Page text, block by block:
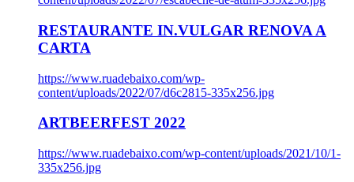
RESTAURANTE IN.VULGAR RENOVA A
CARTA
https://www.ruadebaixo.com/wp-
content/uploads/2022/07/d6c2815-335x256.jpg
ARTBEERFEST 2022
https://www.ruadebaixo.com/wp-content/uploads/2021/10/1-
335x256.jpg